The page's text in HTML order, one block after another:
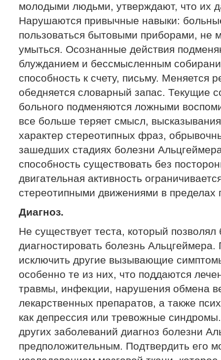
молодыми людьми, утверждают, что их
Нарушаются привычные навыки:
пользоваться бытовыми приборами, не
умыться. Осознанные действия
блужданием и бессмысленным
способность к счету, письму. Меняется
обедняется словарный запас. Текущие
больного подменяются ложными
все больше теряет смысл,
характер стереотипных фраз,
зашедших стадиях болезни
способность существовать без
двигательная активность
стереотипными движениями в пределах
Диагноз.
Не существует теста, который
диагностировать болезнь
исключить другие вызывающие
особенно те из них, что поддаются
травмы, инфекции, нарушения обмена
лекарственных препаратов, а также
как депрессия или тревожные
других заболеваний диагноз болезни
предположительным. Подтвердить его